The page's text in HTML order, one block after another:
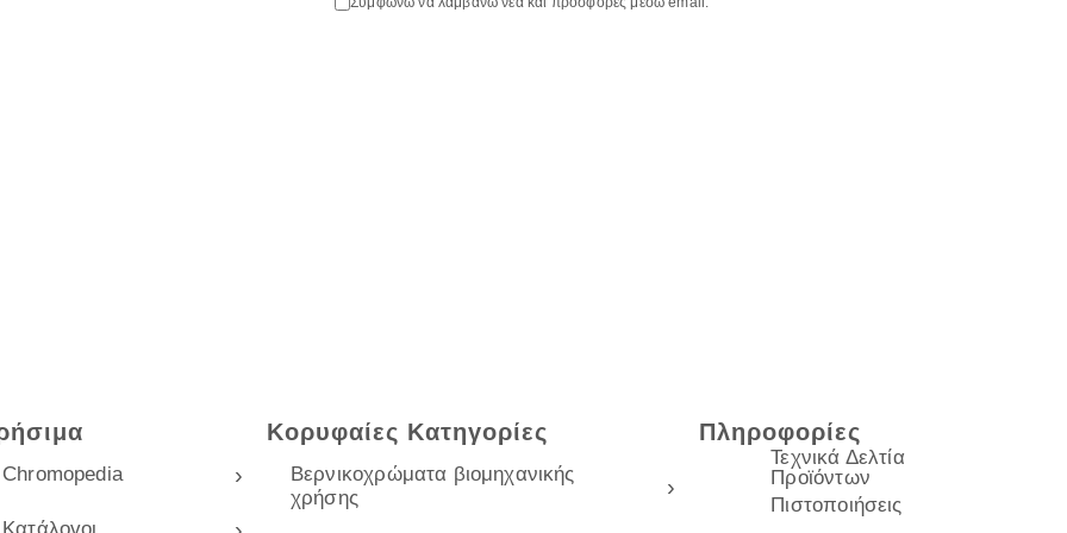
Chromopedia
Κορυφαίες Κατηγορίες
Βερνικοχρώματα βιομηχανικής
χρήσης
Πληροφορίες
Τεχνικά Δελτία
Προϊόντων
Πιστοποιήσεις